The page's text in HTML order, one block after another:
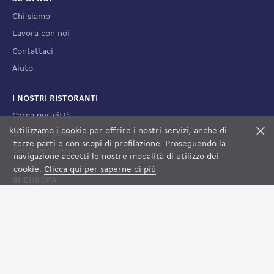
kUtilizzamo i cookie per offrire i nostri servizi, anche di
terze parti e con scopi di profilazione. Proseguendo la
navigazione accetti le nostre modalità di utilizzo dei
cookie. Clicca qui per saperne di più
FILTRI VEDI LA MAPPA
Chi siamo
Lavora con noi
Contattaci
Aiuto
I NOSTRI RISTORANTI
Cerca per città
Cerca per nome
Cerca per paese